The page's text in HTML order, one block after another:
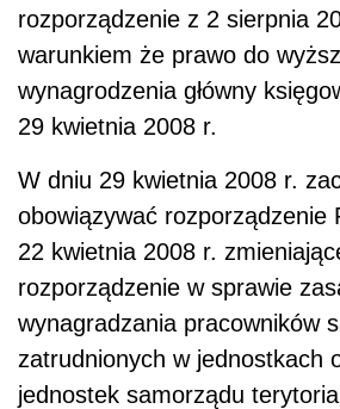
rozporządzenie z 2 sierpnia
warunkiem że prawo do
wynagrodzenia główny
29 kwietnia 2008 r.
W dniu 29 kwietnia 2008 r.
obowiązywać rozporządzenie
22 kwietnia 2008 r.
rozporządzenie w sprawie
wynagradzania pracowników
zatrudnionych w jednostkach
jednostek samorządu